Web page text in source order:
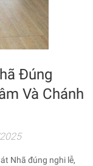
Đúng
Và Chánh
Nhã đúng nghi lễ,